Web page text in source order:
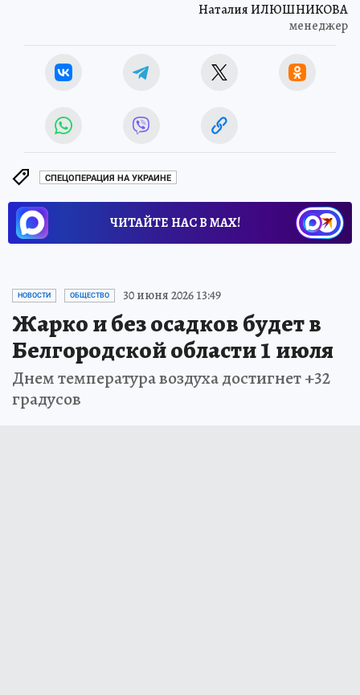
Наталия ИЛЮШНИКОВА
менеджер
СПЕЦОПЕРАЦИЯ НА УКРАИНЕ
ЧИТАЙТЕ НАС В МАХ!
НОВОСТИ ОБЩЕСТВО 30 июня 2026 13:49
Жарко и без осадков будет в
Белгородской области 1 июля
Днем температура воздуха достигнет +32
градусов